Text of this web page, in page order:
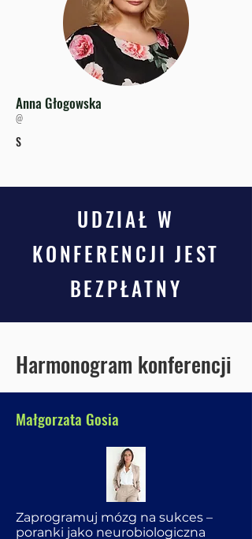
Anna Głogowska
@
S
UDZIAŁ W
KONFERENCJI JEST
BEZPŁATNY
Harmonogram konferencji
Małgorzata Gosia
Zaprogramuj mózg na sukces –
poranki jako neurobiologiczna